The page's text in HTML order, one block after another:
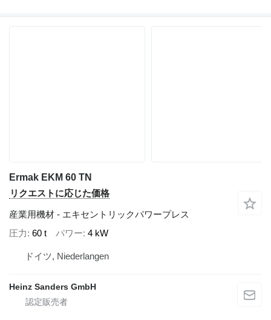
Ermak EKM 60 TN
リクエストに応じた価格
産業用機材 - エキセントリックパワープレス
圧力 60 t パワー 4 kW
ドイツ, Niederlangen
Heinz Sanders GmbH